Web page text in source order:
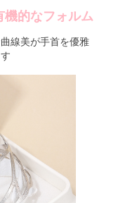
機的なフォルム
線美が手首を優雅